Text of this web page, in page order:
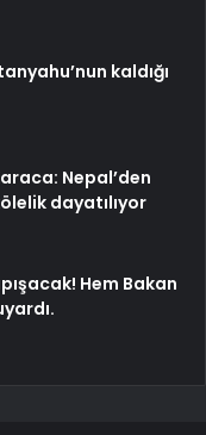
kaldığı
Nepal’den
dayatılıyor
Hem Bakan